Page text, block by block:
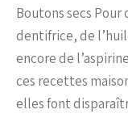
Boutons secs
dentifrice, de
encore de
ces recettes
elles font